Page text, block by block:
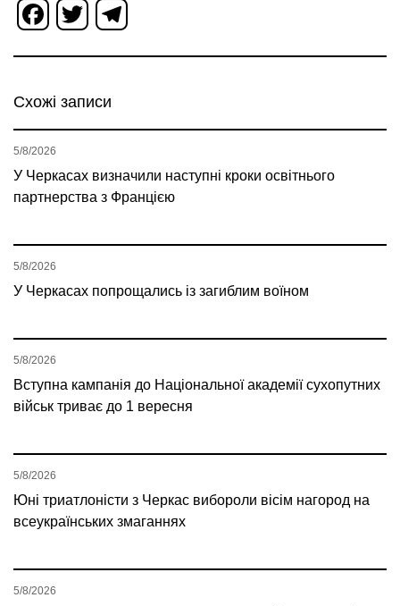
Facebook
Twitter
Схожі записи
У Черкасах визначили наступні кроки освітнього
партнерства з Францією
5/8/2026
У Черкасах попрощались із загиблим воїном
5/8/2026
Вступна кампанія до Національної академії сухопутних
військ триває до 1 вересня
5/8/2026
Юні триатлоністи з Черкас вибороли вісім нагород на
всеукраїнських змаганнях
5/8/2026
5/8/2026